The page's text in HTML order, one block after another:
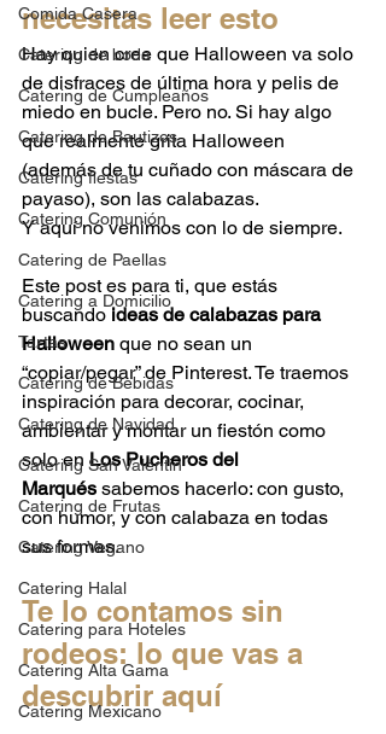
Comida Casera
Catering de boda
Catering de Cumpleaños
Catering de Bautizos
Catering fiestas
Catering Comunión
Catering de Paellas
Catering a Domicilio
Tartas
Catering de Bebidas
Catering de Navidad
Catering San Valentin
Catering de Frutas
Catering Vegano
Catering Halal
Catering para Hoteles
Catering Alta Gama
Catering Mexicano
necesitas leer esto
Hay quien cree que Halloween va solo
de disfraces de última hora y pelis de
miedo en bucle. Pero no. Si hay algo
que realmente grita Halloween
(además de tu cuñado con máscara de
payaso), son las calabazas.
Y aquí no venimos con lo de siempre.
Este post es para ti, que estás
buscando ideas de calabazas para
Halloween que no sean un
“copiar/pegar” de Pinterest. Te traemos
inspiración para decorar, cocinar,
ambientar y montar un fiestón como
solo en Los Pucheros del
Marqués sabemos hacerlo: con gusto,
con humor, y con calabaza en todas
sus formas.
Te lo contamos sin
rodeos: lo que vas a
descubrir aquí